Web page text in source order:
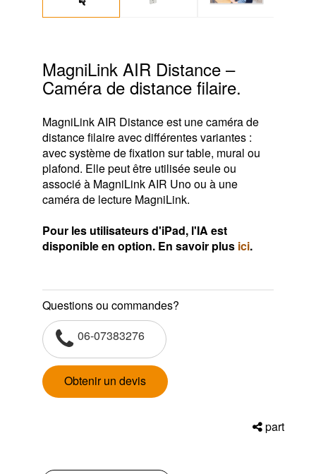
MagniLink AIR Distance –
Caméra de distance filaire.
MagniLink AIR Distance est une caméra de
distance filaire avec différentes variantes :
avec système de fixation sur table, mural ou
plafond. Elle peut être utilisée seule ou
associé à MagniLink AIR Uno ou à une
caméra de lecture MagniLink.
Pour les utilisateurs d'iPad, l'IA est
disponible en option. En savoir plus ici.
Questions ou commandes?
06-07383276
Obtenir un devis
part